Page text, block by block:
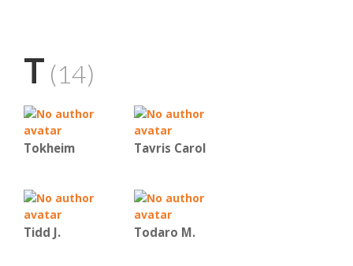
T (14)
Tokheim Tavris Carol
Tidd J. Todaro M.